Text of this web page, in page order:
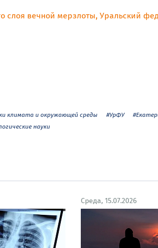
слоя вечной мерзлоты, Уральский
климата и окружающей среды #УрФУ
науки
Среда, 15.07.2026